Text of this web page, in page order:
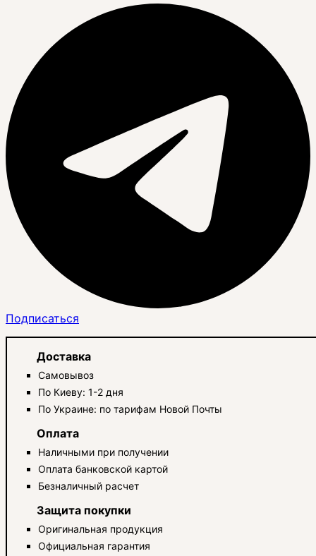
Подписаться
Доставка
Самовывоз
По Киеву: 1-2 дня
По Украине: по тарифам Новой Почты
Оплата
Наличными при получении
Оплата банковской картой
Безналичный расчет
Защита покупки
Оригинальная продукция
Официальная гарантия